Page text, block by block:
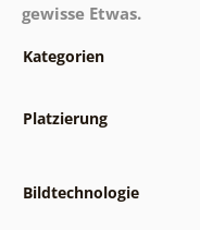
gewisse Etwas.
Kategorien
Platzierung
Bildtechnologie